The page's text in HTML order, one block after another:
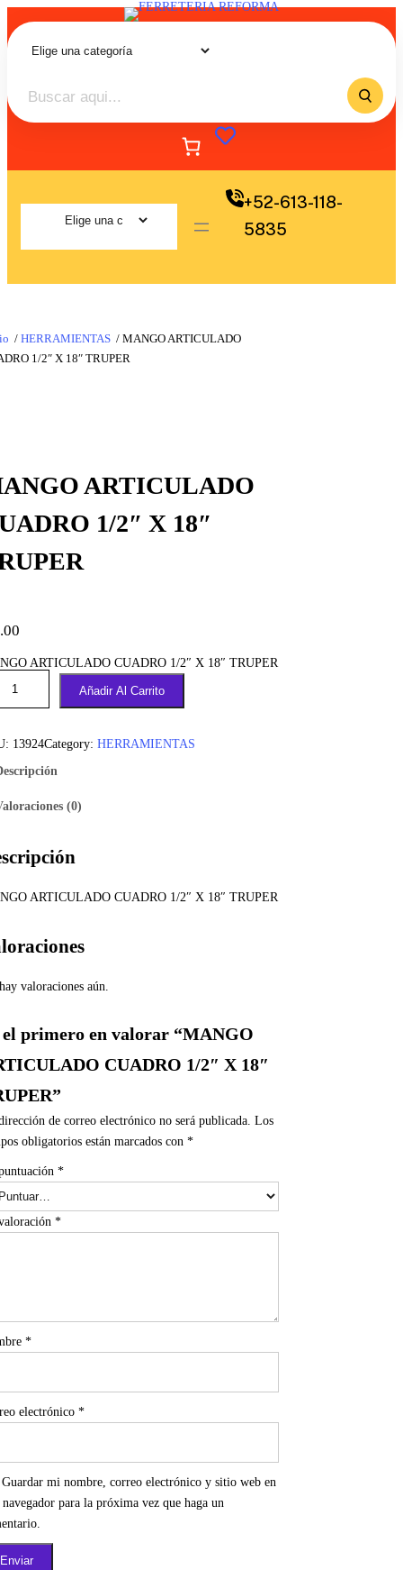
+52-613-118-
5835
/ HERRAMIENTAS / MANGO ARTICULADO
1/2″ X 18″ TRUPER
ARTICULADO
1/2″ X 18″
ARTICULADO CUADRO 1/2″ X 18″ TRUPER
Añadir Al Carrito
13924Category: HERRAMIENTAS
(0)
ARTICULADO CUADRO 1/2″ X 18″ TRUPER
valoraciones aún.
el primero en valorar “MANGO
CUADRO 1/2″ X 18″
de correo electrónico no será publicada. Los
obligatorios están marcados con *
*
*
*
electrónico *
Guardar mi nombre, correo electrónico y sitio web en
navegador para la próxima vez que haga un